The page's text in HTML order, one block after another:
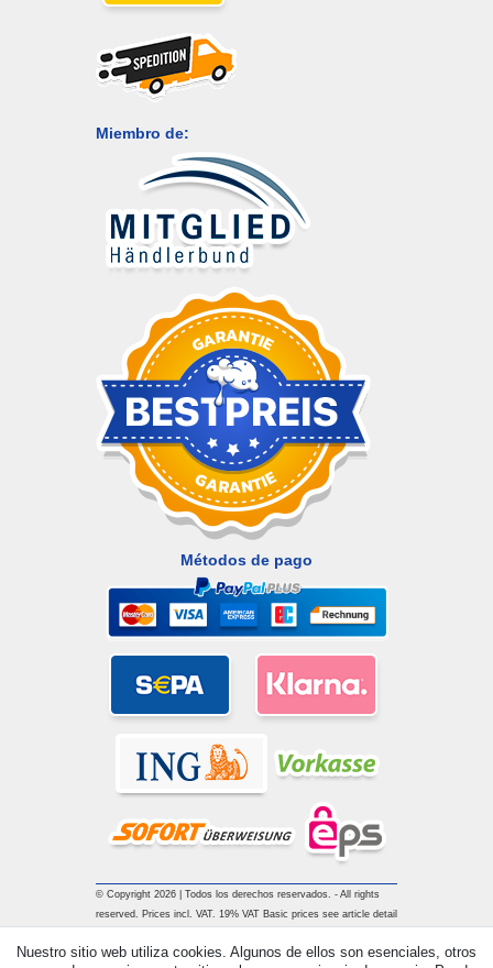
Miembro de:
Métodos de pago
© Copyright 2026 | Todos los derechos reservados. - All rights
reserved. Prices incl. VAT. 19% VAT Basic prices see article detail
Nuestro sitio web utiliza cookies. Algunos de ellos son esenciales, otros